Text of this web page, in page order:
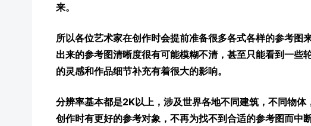
来。
所以各位艺术家在创作时会提前准备很多各式各样的参考图
出来的参考图清晰度很有可能模糊不清，甚至只能看到一些
的灵感和作品细节补充有着很大的影响。
分辨率基本都是2K以上，涉及世界各地不同建筑，不同物
创作时有更好的参考对象，不再为找不到合适的参考图而中断